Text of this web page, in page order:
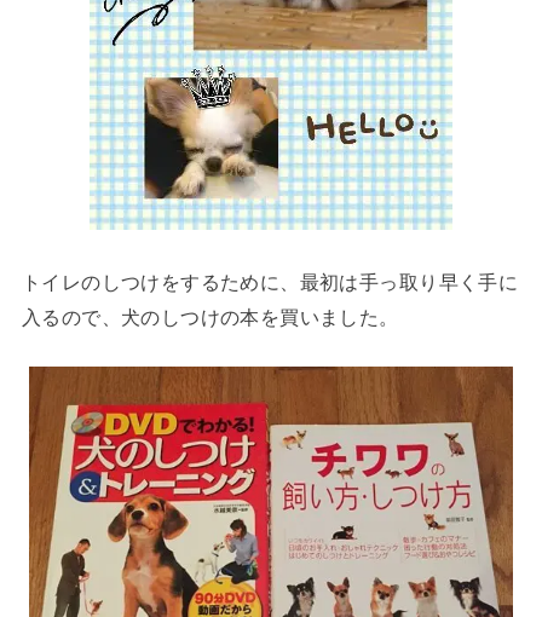
トイレのしつけをするために、最初は手っ取り早く手に
入るので、犬のしつけの本を買いました。